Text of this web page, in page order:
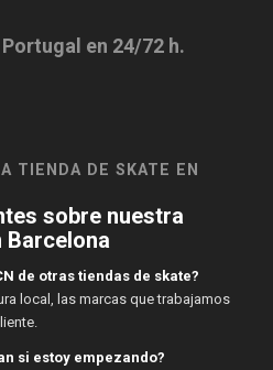
en 24/72 h.
TIENDA DE SKATE EN
sobre nuestra
Barcelona
de otras tiendas de skate?
local, las marcas que trabajamos
si estoy empezando?